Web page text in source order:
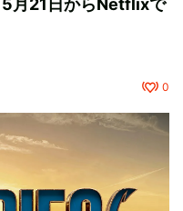
5月21日からNetflixで
0